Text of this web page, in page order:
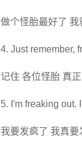
做个怪胎最好了 我
4. Just remember,
记住 各位怪胎 真
5. I'm freaking out.
我要发疯了 我真要